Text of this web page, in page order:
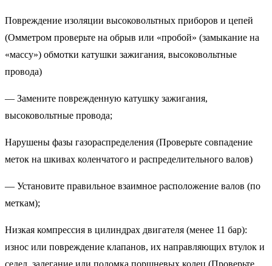
Повреждение изоляции высоковольтных приборов и цепей
(Омметром проверьте на обрыв или «пробой» (замыкание на
«массу») обмотки катушки зажигания, высоковольтные
провода)
— Замените поврежденную катушку зажигания,
высоковольтные провода;
Нарушены фазы газораспределения (Проверьте совпадение
меток на шкивах коленчатого и распределительного валов)
— Установите правильное взаимное расположение валов (по
меткам);
Низкая компрессия в цилиндрах двигателя (менее 11 бар):
износ или повреждение клапанов, их направляющих втулок и
седел, залегание или поломка поршневых колец (Проверьте